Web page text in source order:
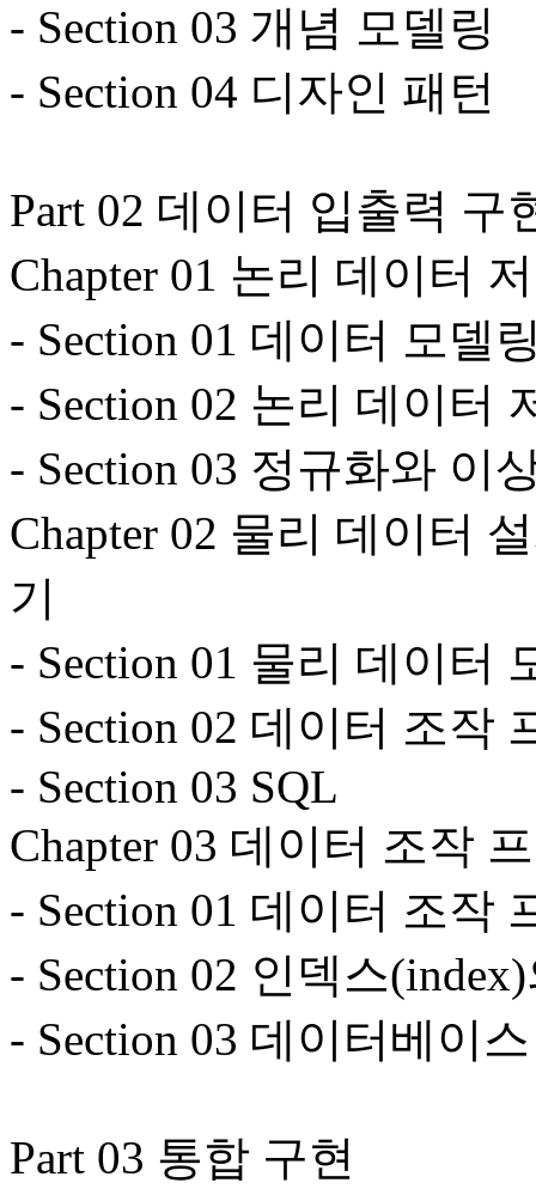
- Section 03 개념 모델링
- Section 04 디자인 패턴
Part 02 데이터 입출력 구
Chapter 01 논리 데이터
- Section 01 데이터 모델
- Section 02 논리 데이터
- Section 03 정규화와 이
Chapter 02 물리 데이터
기
- Section 01 물리 데이터
- Section 02 데이터 조작
- Section 03 SQL
Chapter 03 데이터 조작
- Section 01 데이터 조작
- Section 02 인덱스
- Section 03 데이터베이
Part 03 통합 구현